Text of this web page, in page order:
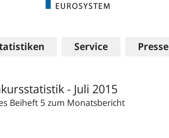
Service Presse
- Juli 2015
Beiheft 5 zum Monatsbericht